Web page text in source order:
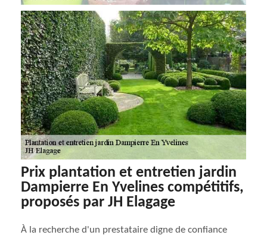
Prix plantation et entretien jardin
Dampierre En Yvelines compétitifs,
proposés par JH Elagage
À la recherche d'un prestataire digne de confiance